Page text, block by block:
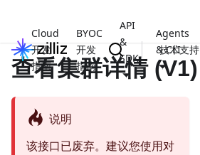
Cloud
开发
指南
BYOC
开发
指南
API
&
SDK
Agents
& CLI
技术支持
查看集群详情 (V1)
说明
该接口已废弃。建议您使用对